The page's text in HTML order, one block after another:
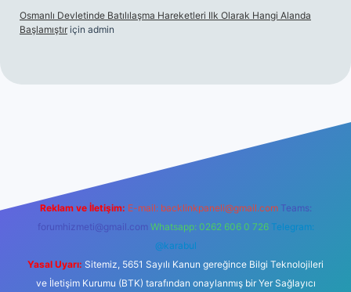
Osmanlı Devletinde Batılılaşma Hareketleri Ilk Olarak Hangi Alanda
Başlamıştır için admin
Reklam ve İletişim: E-mail: backlinkpaneli@gmail.com Teams:
forumhizmeti@gmail.com Whatsapp: 0262 606 0 726 Telegram:
@karabul
Yasal Uyarı: Sitemiz, 5651 Sayılı Kanun gereğince Bilgi Teknolojileri
ve İletişim Kurumu (BTK) tarafından onaylanmış bir Yer Sağlayıcı